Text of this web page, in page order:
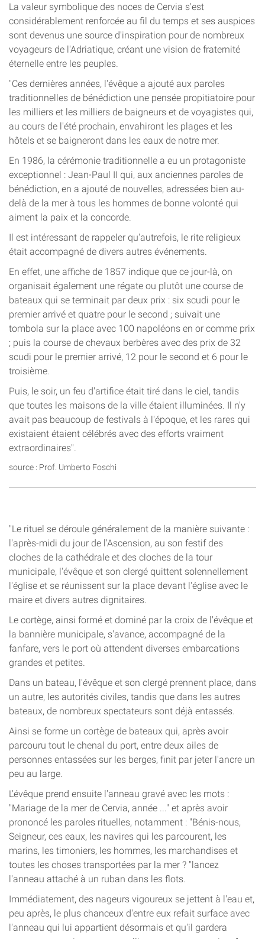
La valeur symbolique des noces de Cervia s'est
considérablement renforcée au fil du temps et ses auspices
sont devenus une source d'inspiration pour de nombreux
voyageurs de l'Adriatique, créant une vision de fraternité
éternelle entre les peuples.
"Ces dernières années, l'évêque a ajouté aux paroles
traditionnelles de bénédiction une pensée propitiatoire pour
les milliers et les milliers de baigneurs et de voyagistes qui,
au cours de l'été prochain, envahiront les plages et les
hôtels et se baigneront dans les eaux de notre mer.
En 1986, la cérémonie traditionnelle a eu un protagoniste
exceptionnel : Jean-Paul II qui, aux anciennes paroles de
bénédiction, en a ajouté de nouvelles, adressées bien au-
delà de la mer à tous les hommes de bonne volonté qui
aiment la paix et la concorde.
Il est intéressant de rappeler qu'autrefois, le rite religieux
était accompagné de divers autres événements.
En effet, une affiche de 1857 indique que ce jour-là, on
organisait également une régate ou plutôt une course de
bateaux qui se terminait par deux prix : six scudi pour le
premier arrivé et quatre pour le second ; suivait une
tombola sur la place avec 100 napoléons en or comme prix
; puis la course de chevaux berbères avec des prix de 32
scudi pour le premier arrivé, 12 pour le second et 6 pour le
troisième.
Puis, le soir, un feu d'artifice était tiré dans le ciel, tandis
que toutes les maisons de la ville étaient illuminées. Il n'y
avait pas beaucoup de festivals à l'époque, et les rares qui
existaient étaient célébrés avec des efforts vraiment
extraordinaires".
source : Prof. Umberto Foschi
"Le rituel se déroule généralement de la manière suivante :
l'après-midi du jour de l'Ascension, au son festif des
cloches de la cathédrale et des cloches de la tour
municipale, l'évêque et son clergé quittent solennellement
l'église et se réunissent sur la place devant l'église avec le
maire et divers autres dignitaires.
Le cortège, ainsi formé et dominé par la croix de l'évêque et
la bannière municipale, s'avance, accompagné de la
fanfare, vers le port où attendent diverses embarcations
grandes et petites.
Dans un bateau, l'évêque et son clergé prennent place, dans
un autre, les autorités civiles, tandis que dans les autres
bateaux, de nombreux spectateurs sont déjà entassés.
Ainsi se forme un cortège de bateaux qui, après avoir
parcouru tout le chenal du port, entre deux ailes de
personnes entassées sur les berges, finit par jeter l'ancre un
peu au large.
L'évêque prend ensuite l'anneau gravé avec les mots :
"Mariage de la mer de Cervia, année ..." et après avoir
prononcé les paroles rituelles, notamment : "Bénis-nous,
Seigneur, ces eaux, les navires qui les parcourent, les
marins, les timoniers, les hommes, les marchandises et
toutes les choses transportées par la mer ? "lancez
l'anneau attaché à un ruban dans les flots.
Immédiatement, des nageurs vigoureux se jettent à l'eau et,
peu après, le plus chanceux d'entre eux refait surface avec
l'anneau qui lui appartient désormais et qu'il gardera